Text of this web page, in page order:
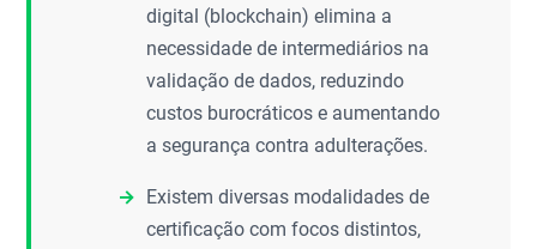
digital (blockchain) elimina a
necessidade de intermediários na
validação de dados, reduzindo
custos burocráticos e aumentando
a segurança contra adulterações.
Existem diversas modalidades de
certificação com focos distintos,